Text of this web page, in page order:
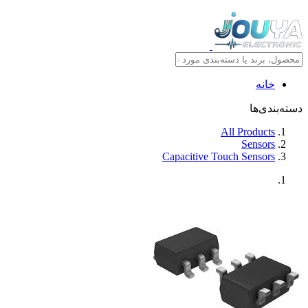
خانه
دسته‌بندی‌ها
All Products
Sensors
Capacitive Touch Sensors